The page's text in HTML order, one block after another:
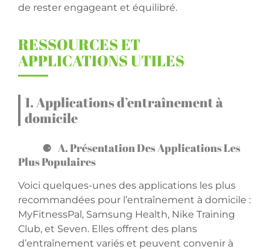
de rester engageant et équilibré.
RESSOURCES ET
APPLICATIONS UTILES
1. Applications d’entraînement à
domicile
A. Présentation Des Applications Les
Plus Populaires
Voici quelques-unes des applications les plus
recommandées pour l’entraînement à domicile :
MyFitnessPal, Samsung Health, Nike Training
Club, et Seven. Elles offrent des plans
d’entraînement variés et peuvent convenir à